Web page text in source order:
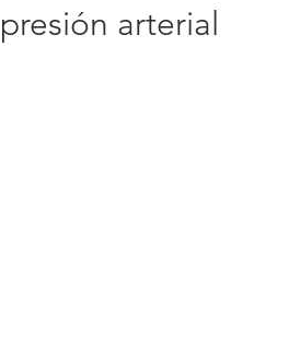
presión arterial